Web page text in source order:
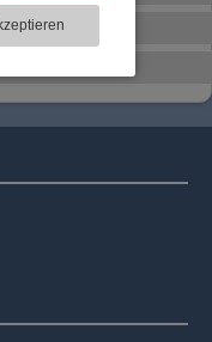
unserer
diese
weiteren
haben
der